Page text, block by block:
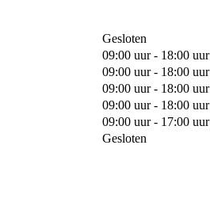
Gesloten
09:00 uur - 18:00 uur
09:00 uur - 18:00 uur
09:00 uur - 18:00 uur
09:00 uur - 18:00 uur
09:00 uur - 17:00 uur
Gesloten